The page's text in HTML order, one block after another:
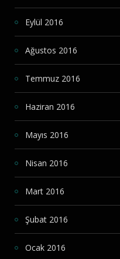
Eylül 2016
Ağustos 2016
Temmuz 2016
Haziran 2016
Mayıs 2016
Nisan 2016
Mart 2016
Şubat 2016
Ocak 2016